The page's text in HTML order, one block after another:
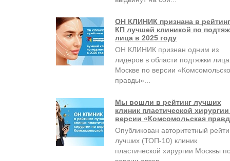
ОН КЛИНИК признана в
КП лучшей клиникой по
лица в 2025 году
ОН КЛИНИК признан одним из
лидеров в области подтяжки
Москве по версии
правды»...
Мы вошли в рейтинг лучших
клиник пластической
версии «Комсомольская
Опубликован авторитетный
лучших (ТОП-10) клиник
пластической хирургии Москвы по